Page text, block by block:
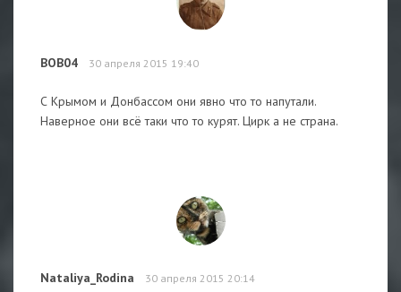
BOB04 30 апреля 2015 19:40
С Крымом и Донбассом они явно что то напутали.
Наверное они всё таки что то курят. Цирк а не страна.
Nataliya_Rodina 30 апреля 2015 20:14